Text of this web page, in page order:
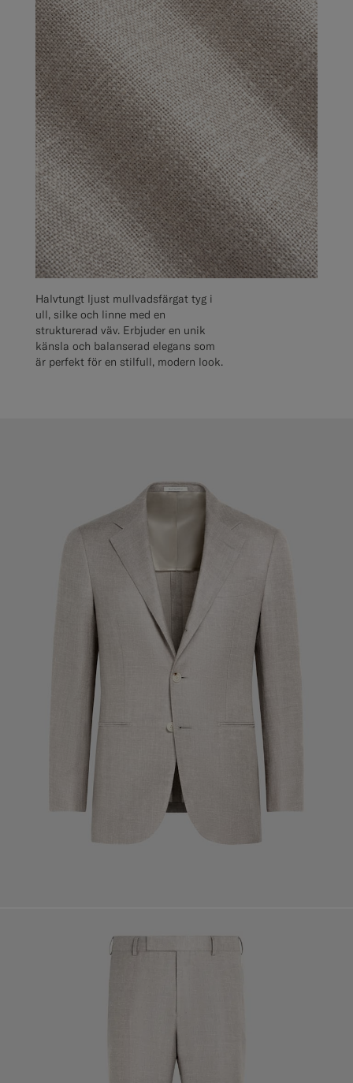
Halvtungt ljust mullvadsfärgat tyg i
ull, silke och linne med en
strukturerad väv. Erbjuder en unik
känsla och balanserad elegans som
är perfekt för en stilfull, modern look.